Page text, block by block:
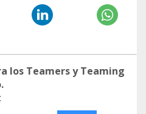
los Teamers y Teaming